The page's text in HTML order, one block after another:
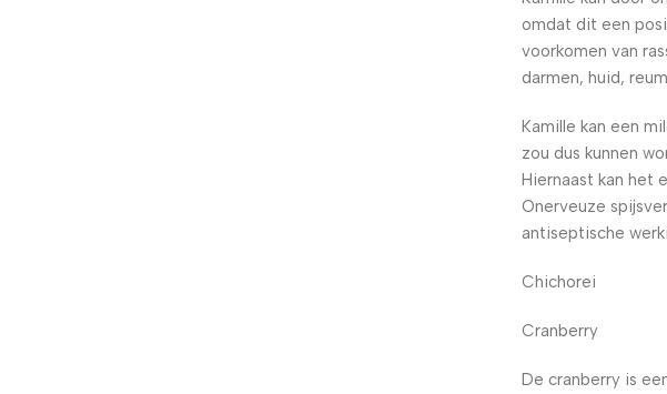
omdat dit een
voorkomen van
darmen, huid,
Kamille kan een
zou dus kunnen
Hiernaast kan het
Onerveuze
antiseptische
Chichorei
Cranberry
De cranberry is